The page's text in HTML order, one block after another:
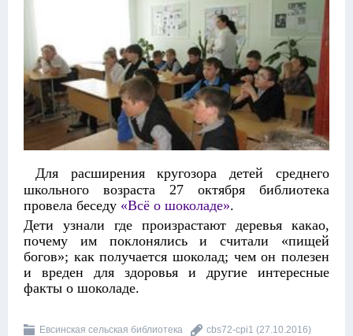
Для расширения кругозора детей среднего
школьного возраста 27 октября библиотека
провела беседу «Всё о шоколаде».
Дети узнали где произрастают деревья какао,
почему им поклонялись и считали «пищей
богов»; как получается шоколад; чем он полезен
и вреден для здоровья и другие интересные
факты о шоколаде.
Евсинская сельская библиотека cbs72-cpi1 (27.10.2016)